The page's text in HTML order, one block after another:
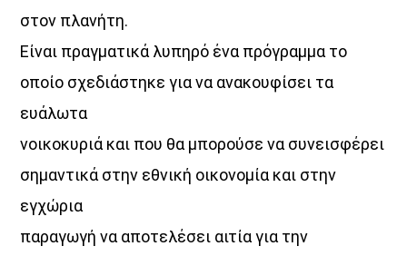
στον πλανήτη.
Είναι πραγματικά λυπηρό ένα πρόγραμμα το
οποίο σχεδιάστηκε για να ανακουφίσει τα
ευάλωτα
νοικοκυριά και που θα μπορούσε να συνεισφέρει
σημαντικά στην εθνική οικονομία και στην
εγχώρια
παραγωγή να αποτελέσει αιτία για την